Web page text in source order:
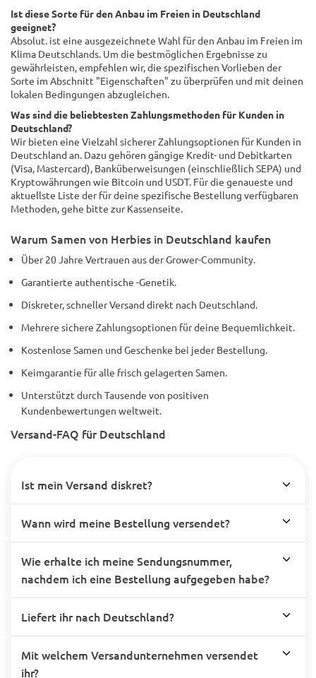
Ist diese Sorte für den Anbau im Freien in Deutschland
geeignet?
Absolut. ist eine ausgezeichnete Wahl für den Anbau im Freien im
Klima Deutschlands. Um die bestmöglichen Ergebnisse zu
gewährleisten, empfehlen wir, die spezifischen Vorlieben der
Sorte im Abschnitt "Eigenschaften" zu überprüfen und mit deinen
lokalen Bedingungen abzugleichen.
Was sind die beliebtesten Zahlungsmethoden für Kunden in
Deutschland?
Wir bieten eine Vielzahl sicherer Zahlungsoptionen für Kunden in
Deutschland an. Dazu gehören gängige Kredit- und Debitkarten
(Visa, Mastercard), Banküberweisungen (einschließlich SEPA) und
Kryptowährungen wie Bitcoin und USDT. Für die genaueste und
aktuellste Liste der für deine spezifische Bestellung verfügbaren
Methoden, gehe bitte zur Kassenseite.
Warum Samen von Herbies in Deutschland kaufen
Über 20 Jahre Vertrauen aus der Grower-Community.
Garantierte authentische -Genetik.
Diskreter, schneller Versand direkt nach Deutschland.
Mehrere sichere Zahlungsoptionen für deine Bequemlichkeit.
Kostenlose Samen und Geschenke bei jeder Bestellung.
Keimgarantie für alle frisch gelagerten Samen.
Unterstützt durch Tausende von positiven
Kundenbewertungen weltweit.
Versand-FAQ für Deutschland
Ist mein Versand diskret?
Wann wird meine Bestellung versendet?
Wie erhalte ich meine Sendungsnummer,
nachdem ich eine Bestellung aufgegeben habe?
Liefert ihr nach Deutschland?
Mit welchem Versandunternehmen versendet
ihr?